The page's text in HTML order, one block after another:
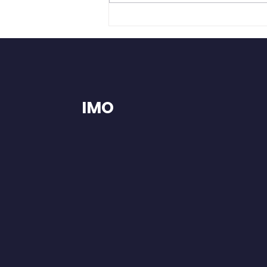
forberedelse er afgørende
IMO